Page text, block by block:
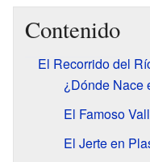
Contenido
El Recorrido del
¿Dónde Nace
El Famoso
El Jerte en